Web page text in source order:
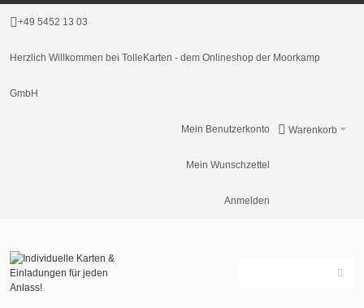
+49 5452 13 03
Herzlich Willkommen bei TolleKarten - dem Onlineshop der Moorkamp
GmbH
Warenkorb
Mein Benutzerkonto
Mein Wunschzettel
Anmelden